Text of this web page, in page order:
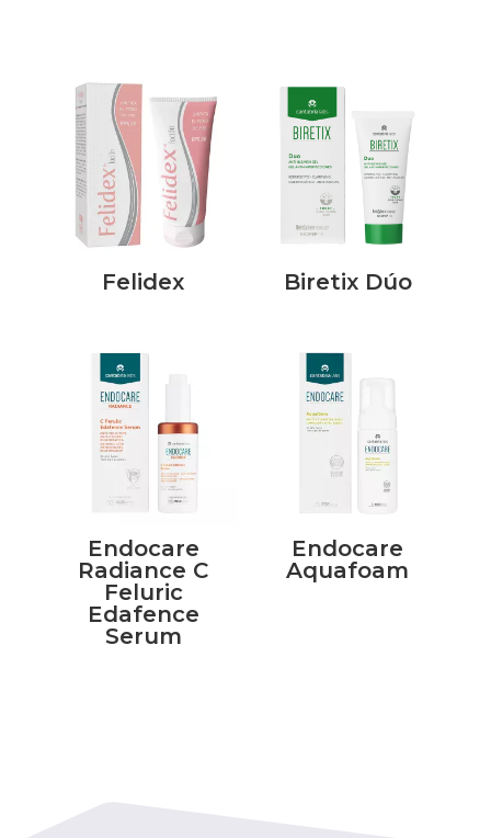
Felidex Biretix Dúo
Endocare
Radiance C
Feluric
Edafence
Serum
Endocare
Aquafoam